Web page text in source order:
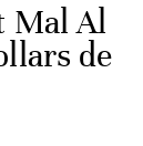
Mal Al
de